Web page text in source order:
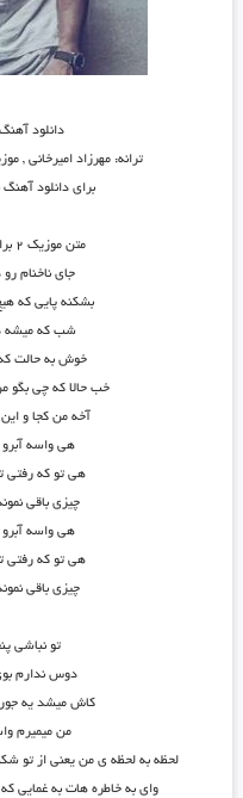
دانلود آهنگ
ترانه: مهرزاد امیرخانی ,
برای دانلود
متن موزیک ۲ برابر با صدای شهاب مظفری:
جای ناخنام
بشکنه پایی که
شب که میشه
خوش به حالت که
خب حالا که چی بگو
آخه من کجا و
هی واسه آبرو
هی تو که رفتی
چیزی باقی
هی واسه آبرو
هی تو که رفتی
چیزی باقی
تو نباشی
دوس ندارم
کاش میشد یه
من میمیرم
لحظه به لحظه ی من یعنی از تو
وای به خاطره هات به غمایی